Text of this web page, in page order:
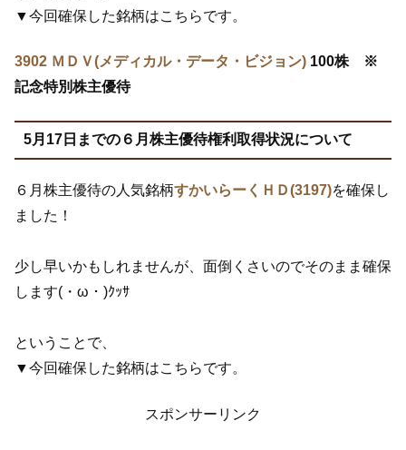
▼今回確保した銘柄はこちらです。
3902 ＭＤＶ(メディカル・データ・ビジョン) 100株 ※
記念特別株主優待
5月17日までの６月株主優待権利取得状況について
６月株主優待の人気銘柄すかいらーくＨＤ(3197)を確保し
ました！
少し早いかもしれませんが、面倒くさいのでそのまま確保
します(・ω・)ｸｯｻ
ということで、
▼今回確保した銘柄はこちらです。
スポンサーリンク